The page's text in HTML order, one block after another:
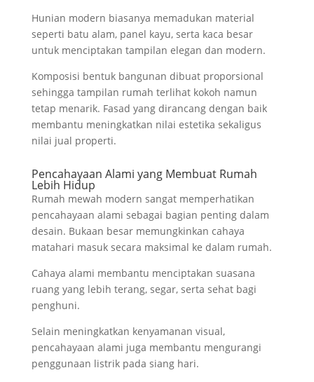
Hunian modern biasanya memadukan material
seperti batu alam, panel kayu, serta kaca besar
untuk menciptakan tampilan elegan dan modern.
Komposisi bentuk bangunan dibuat proporsional
sehingga tampilan rumah terlihat kokoh namun
tetap menarik. Fasad yang dirancang dengan baik
membantu meningkatkan nilai estetika sekaligus
nilai jual properti.
Pencahayaan Alami yang Membuat Rumah
Lebih Hidup
Rumah mewah modern sangat memperhatikan
pencahayaan alami sebagai bagian penting dalam
desain. Bukaan besar memungkinkan cahaya
matahari masuk secara maksimal ke dalam rumah.
Cahaya alami membantu menciptakan suasana
ruang yang lebih terang, segar, serta sehat bagi
penghuni.
Selain meningkatkan kenyamanan visual,
pencahayaan alami juga membantu mengurangi
penggunaan listrik pada siang hari.